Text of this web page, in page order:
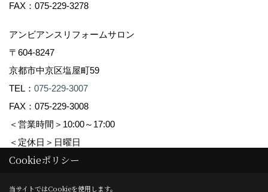
FAX：075-229-3278
アンビアンスリフォームサロン
〒604-8247
京都市中京区塩屋町59
TEL： 075-229-3007
FAX：075-229-3008
＜営業時間＞10:00～17:00
＜定休日＞日曜日
Copyright (c) Ambiance Co.,Ltd. All Rights Reserved.
Cookieポリシー
当サイトではCookieを使用します。